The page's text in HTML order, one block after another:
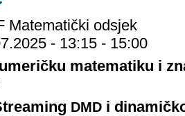
Matematički odsjek
- 13:15 - 15:00
matematiku i
DMD i